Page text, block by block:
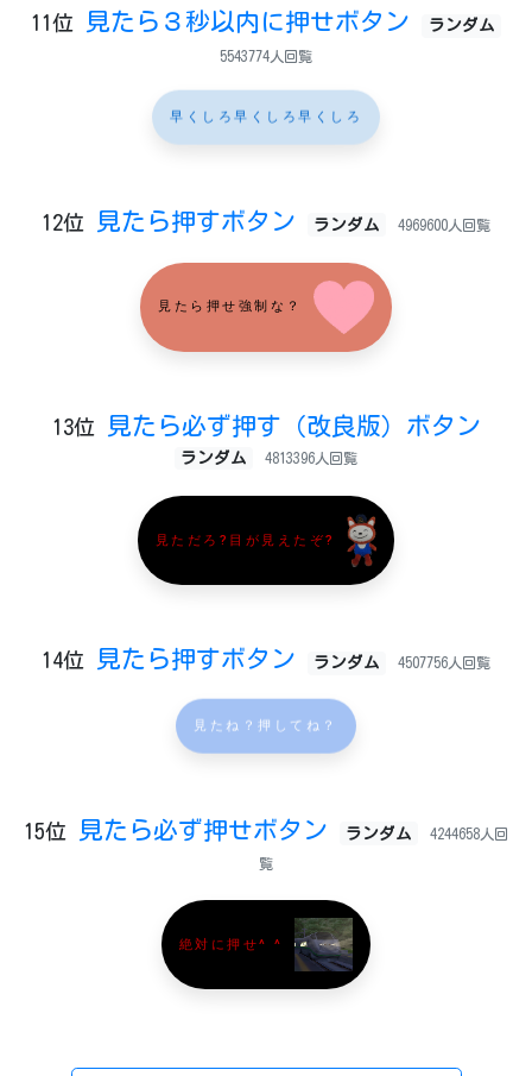
11位 見たら３秒以内に押せボタン ランダム
5543774人回覧
早くしろ早くしろ早くしろ
12位 見たら押すボタン ランダム 4969600人回覧
見たら押せ強制な？
13位 見たら必ず押す（改良版）ボタン
ランダム 4813396人回覧
見ただろ?目が見えたぞ?
14位 見たら押すボタン ランダム 4507756人回覧
見たね？押してね？
15位 見たら必ず押せボタン ランダム 4244658人回
覧
絶対に押せ^ ^